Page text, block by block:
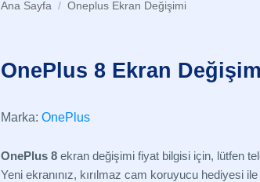
Ana Sayfa / Oneplus Ekran Değişimi
OnePlus 8 Ekran
Marka: OnePlus
OnePlus 8 ekran değişimi fiyat bilgisi için, lütfen
Yeni ekranınız, kırılmaz cam koruyucu hediyesi